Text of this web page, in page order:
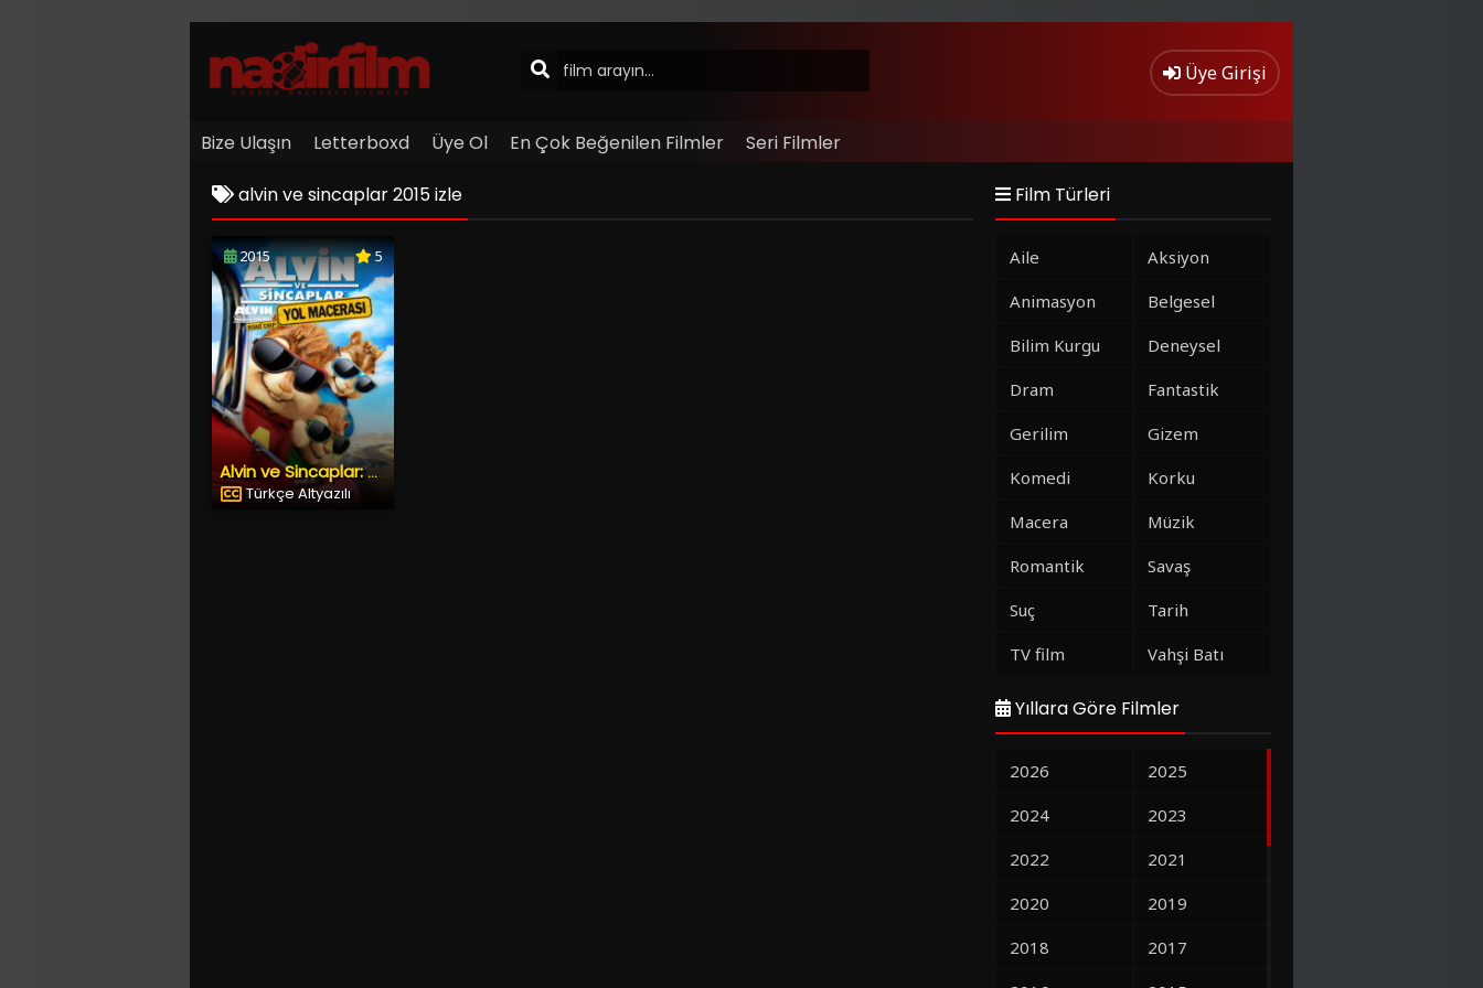
Üye Girişi
Bize Ulaşın Letterboxd Üye Ol En Çok Beğenilen Filmler Seri Filmler
alvin ve sincaplar 2015 izle
2015 5
Alvin ve Sincaplar: Yol Macerası
Türkçe Altyazılı
Film Türleri
Aile
Aksiyon
Animasyon
Belgesel
Bilim Kurgu
Deneysel
Dram
Fantastik
Gerilim
Gizem
Komedi
Korku
Macera
Müzik
Romantik
Savaş
Suç
Tarih
TV film
Vahşi Batı
Yıllara Göre Filmler
2026
2025
2024
2023
2022
2021
2020
2019
2018
2017